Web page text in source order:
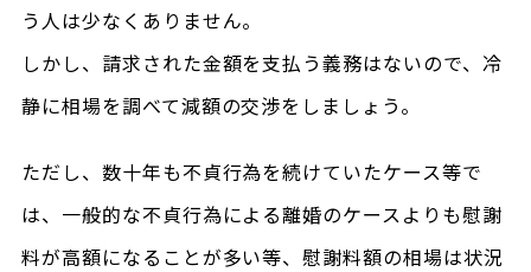
う人は少なくありません。
しかし、請求された金額を支払う義務はないので、冷
静に相場を調べて減額の交渉をしましょう。
ただし、数十年も不貞行為を続けていたケース等で
は、一般的な不貞行為による離婚のケースよりも慰謝
料が高額になることが多い等、慰謝料額の相場は状況